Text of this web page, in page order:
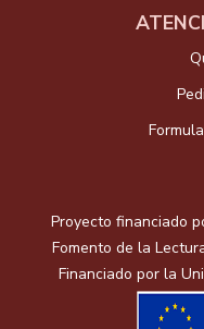
Proyecto financiado
Fomento de la
Financiado por la